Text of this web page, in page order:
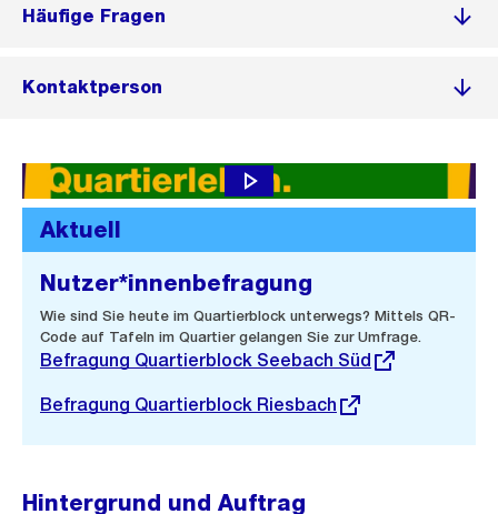
Häufige Fragen
Kontaktperson
Aktuell
Nutzer*innenbefragung
Wie sind Sie heute im Quartierblock unterwegs? Mittels QR-
Code auf Tafeln im Quartier gelangen Sie zur Umfrage.
Externer
Link:
Befragung Quartierblock Seebach Süd
Externer
Befragung Quartierblock Riesbach
Hintergrund und Auftrag